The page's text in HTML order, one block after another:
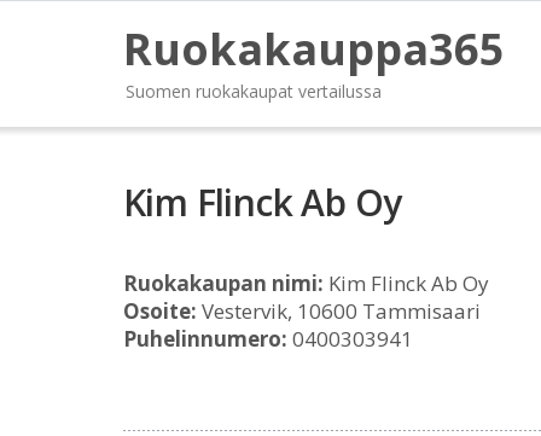
Ruokakauppa365
Suomen ruokakaupat vertailussa
Kim Flinck Ab Oy
Ruokakaupan nimi: Kim Flinck Ab Oy
Osoite: Vestervik, 10600 Tammisaari
Puhelinnumero: 0400303941